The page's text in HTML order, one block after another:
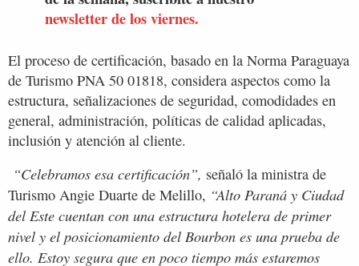
newsletter de los viernes.
El proceso de certificación, basado en la Norma Paraguaya
de Turismo PNA 50 01818, considera aspectos como la
estructura, señalizaciones de seguridad, comodidades en
general, administración, políticas de calidad aplicadas,
inclusión y atención al cliente.
“Celebramos esa certificación”, señaló la ministra de
Turismo Angie Duarte de Melillo, “Alto Paraná y Ciudad
del Este cuentan con una estructura hotelera de primer
nivel y el posicionamiento del Bourbon es una prueba de
ello. Estoy segura que en poco tiempo más estaremos